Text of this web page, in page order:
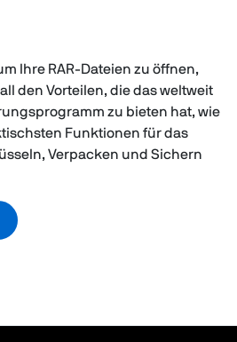
Ihre RAR-Dateien zu öffnen,
den Vorteilen, die das weltweit
zu bieten hat, wie
Funktionen für das
Verpacken und Sichern